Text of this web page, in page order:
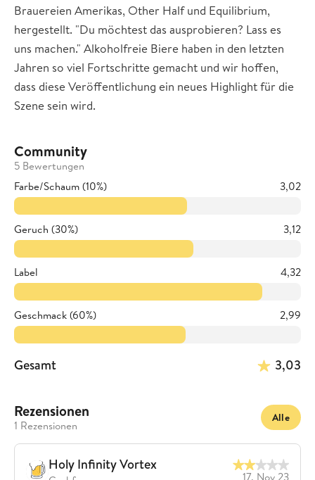
Brauereien Amerikas, Other Half und Equilibrium,
hergestellt. "Du möchtest das ausprobieren? Lass es
uns machen." Alkoholfreie Biere haben in den letzten
Jahren so viel Fortschritte gemacht und wir hoffen,
dass diese Veröffentlichung ein neues Highlight für die
Szene sein wird.
Community
5 Bewertungen
Farbe/Schaum (10%)
3,02
Geruch (30%) 3,12
Label 4,32
Geschmack (60%) 2,99
Gesamt 3,03
Rezensionen
1 Rezensionen
Alle
Holy Infinity Vortex
17. Nov 23